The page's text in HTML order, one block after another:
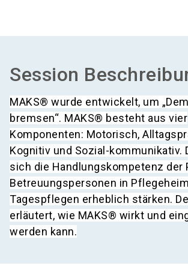
Session
MAKS® wurde entwickelt, um
bremsen“. MAKS® besteht aus vier
Komponenten: Motorisch,
Kognitiv und Sozial-kommunikativ.
sich die Handlungskompetenz der
Betreuungspersonen in
Tagespflegen erheblich stärken.
erläutert, wie MAKS® wirkt und
werden kann.